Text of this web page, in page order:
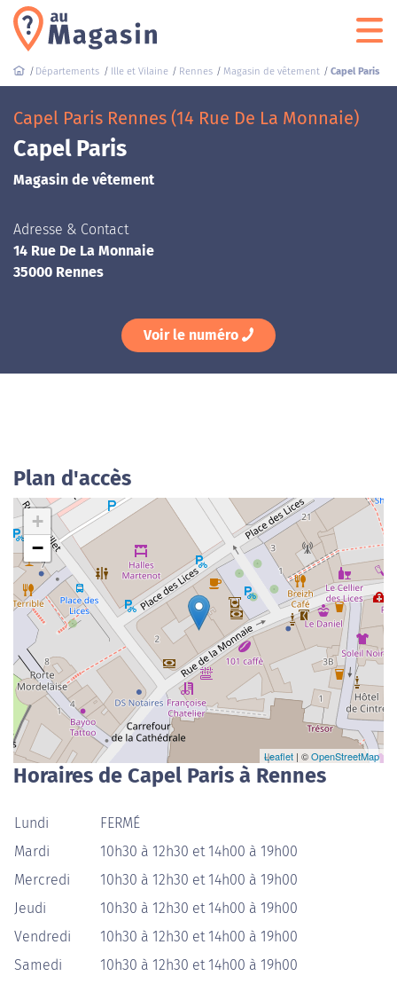
Départements Ille et Vilaine Rennes Magasin de vêtement Capel Paris
Capel Paris Rennes (14 Rue De La Monnaie)
Capel Paris
Magasin de vêtement
Adresse & Contact
14 Rue De La Monnaie
35000 Rennes
Voir le numéro
Plan d'accès
+
−
Leaflet | ©OpenStreetMap
Horaires de Capel Paris à Rennes
Lundi
FERMÉ
Mardi
10h30 à 12h30 et 14h00 à 19h00
Mercredi
10h30 à 12h30 et 14h00 à 19h00
Jeudi
10h30 à 12h30 et 14h00 à 19h00
Vendredi
10h30 à 12h30 et 14h00 à 19h00
Samedi
10h30 à 12h30 et 14h00 à 19h00